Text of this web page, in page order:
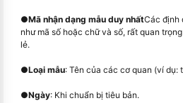
●Mã nhận dạng mẫu duy nhấtCác định
như mã số hoặc chữ và số, rất quan
lẻ.
●Loại mẫu: Tên của các cơ quan (ví dụ:
●Ngày: Khi chuẩn bị tiêu bản.